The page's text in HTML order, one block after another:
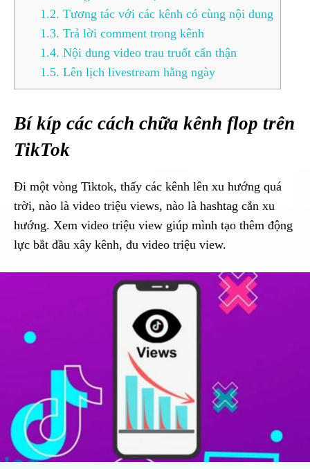
1.2. Tương tác với các kênh có cùng nội dung
1.3. Trả lời comment trong kênh
1.4. Nội dung video trau truốt cẩn thận
1.5. Lên lịch livestream hằng ngày
Bí kíp các cách chữa kênh flop trên
TikTok
Đi một vòng Tiktok, thấy các kênh lên xu hướng quá
trời, nào là video triệu views, nào là hashtag cắn xu
hướng. Xem video triệu view giúp mình tạo thêm động
lực bắt đầu xây kênh, đu video triệu view.